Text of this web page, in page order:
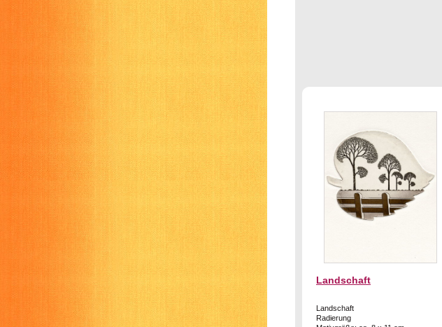
Landschaft
Landschaft
Radierung